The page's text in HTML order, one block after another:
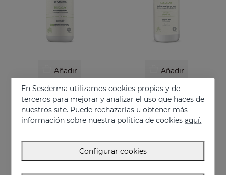
Añadir
SESCACAY Aceite Biointensivo
Aceite multifunción intensivo
37.95 €
Añadir
Crema corporal hidratante
24.95 €
En Sesderma utilizamos cookies propias y de
terceros para mejorar y analizar el uso que haces de
nuestros site. Puede rechazarlas u obtener más
información sobre nuestra política de cookiesaquí.
Configurar cookies